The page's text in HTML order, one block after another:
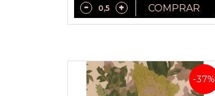
COMPRAR
-37%